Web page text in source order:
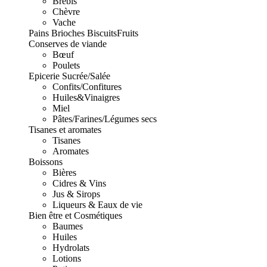
Chèvre
Vache
Pains Brioches BiscuitsFruits
Conserves de viande
Bœuf
Poulets
Epicerie Sucrée/Salée
Confits/Confitures
Huiles&Vinaigres
Miel
Pâtes/Farines/Légumes secs
Tisanes et aromates
Tisanes
Aromates
Boissons
Bières
Cidres & Vins
Jus & Sirops
Liqueurs & Eaux de vie
Bien être et Cosmétiques
Baumes
Huiles
Hydrolats
Lotions